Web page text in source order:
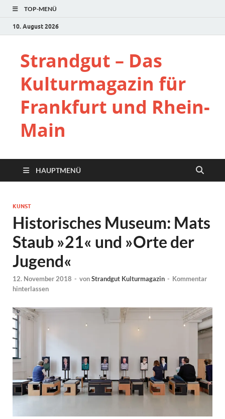
TOP-MENÜ
10. August 2026
Strandgut – Das
Kulturmagazin für
Frankfurt und Rhein-
Main
HAUPTMENÜ
KUNST
Historisches Museum: Mats
Staub »21« und »Orte der
Jugend«
12. November 2018 - vonStrandgut Kulturmagazin - Kommentar
hinterlassen